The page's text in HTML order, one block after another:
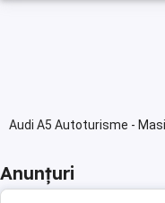
Audi A5 Autoturisme -
Anunțuri